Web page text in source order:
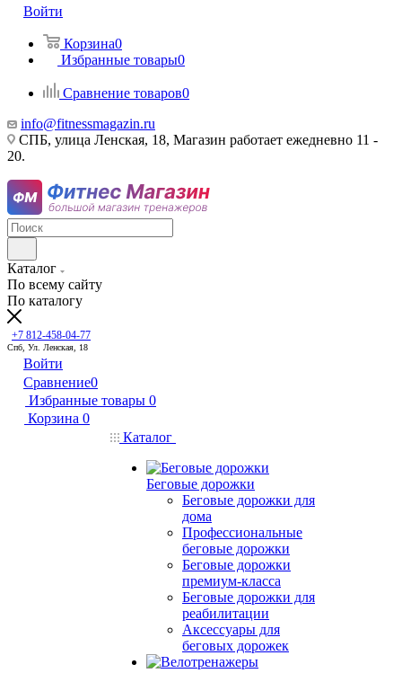
Войти
Корзина0
Избранные товары0
Сравнение товаров0
info@fitnessmagazin.ru
СПБ, улица Ленская, 18, Магазин работает ежедневно 11 -
20.
Каталог
По всему сайту
По каталогу
+7 812-458-04-77
Спб, Ул. Ленская, 18
Войти
Сравнение0
Избранные товары 0
Корзина 0
Каталог
Беговые дорожки
Беговые дорожки для
дома
Профессиональные
беговые дорожки
Беговые дорожки
премиум-класса
Беговые дорожки для
реабилитации
Аксессуары для
беговых дорожек